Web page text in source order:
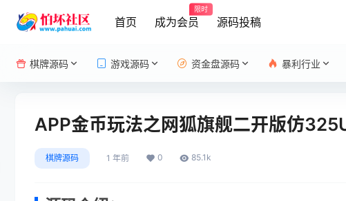
首页 成为会员
限时
源码投稿
棋牌源码 游戏源码 资金盘源码 暴利行业
APP金币玩法之网狐旗舰二开版仿
棋牌源码 1 年前 0 85.1k